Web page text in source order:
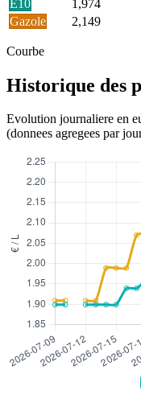
E10
1,974
Gazole
2,149
Courbe
Historique des
Evolution journaliere en
(donnees agregees par